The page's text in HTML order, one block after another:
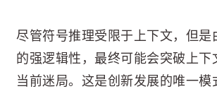
尽管符号推理受限于上下文，但是
的强逻辑性，最终可能会突破上下
当前迷局。这是创新发展的唯一模